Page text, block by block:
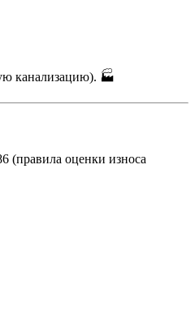
канализацию). 🏭
(правила оценки износа